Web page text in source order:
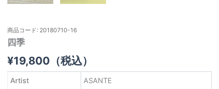
商品コード: 20180710-16
四季
¥19,800 （税込）
Artist ASANTE